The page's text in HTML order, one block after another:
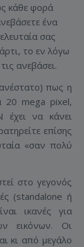
κάθε φορά
ένα
σας
το εν λόγω
ανεβάσει.
πως η
20 mega pixel,
έχει να κάνει
επίσης
«σαν πολύ
στο γεγονός
(standalone ή
ικανές για
εικόνων. Οι
κι από μεγάλο